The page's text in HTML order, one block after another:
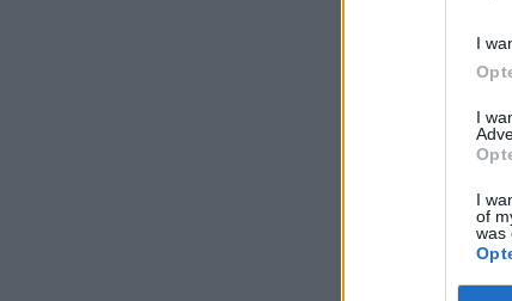
I
I
I
of
was